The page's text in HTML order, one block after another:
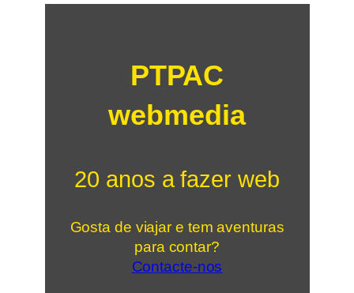
PTPAC
webmedia
20 anos a fazer web
Gosta de viajar e tem aventuras
para contar?
Contacte-nos